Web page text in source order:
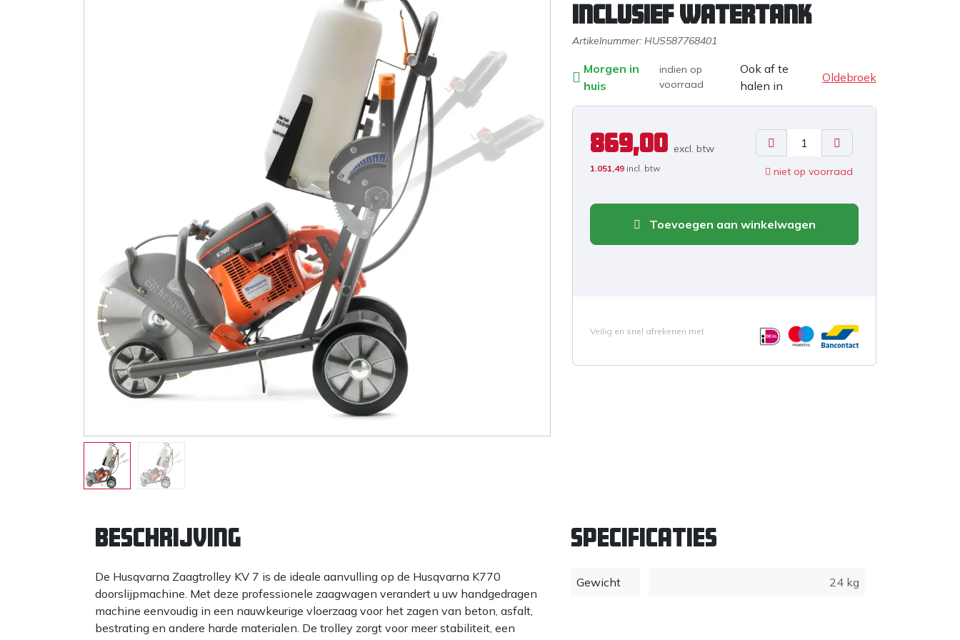
inclusief watertank
Artikelnummer: HUS587768401
Morgen in
huis
indien op
voorraad
Ook af te
halen in
Oldebroek
869,00 excl. btw
1.051,49 incl. btw niet op voorraad
Toevoegen aan winkelwagen
Veilig en snel afrekenen met
Beschrijving
De Husqvarna Zaagtrolley KV 7 is de ideale aanvulling op de Husqvarna K770
doorslijpmachine. Met deze professionele zaagwagen verandert u uw handgedragen
machine eenvoudig in een nauwkeurige vloerzaag voor het zagen van beton, asfalt,
bestrating en andere harde materialen. De trolley zorgt voor meer stabiliteit, een
Specificaties
Gewicht 24 kg